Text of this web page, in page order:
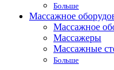
Больше
Массажное
Массажное
Массажеры
Массажные
Больше